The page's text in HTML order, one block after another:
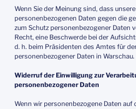
Wenn Sie der Meinung sind, dass
personenbezogenen Daten gegen die
zum Schutz personenbezogener Daten
Recht, eine Beschwerde bei der
d. h. beim Präsidenten des Amtes für
personenbezogener Daten in Warschau.
Widerruf der Einwilligung zur
personenbezogener Daten
Wenn wir personenbezogene Daten auf